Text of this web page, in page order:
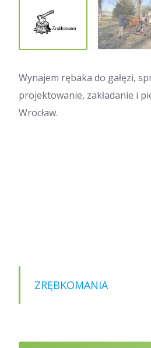
Wynajem rębaka do gałęzi,
projektowanie, zakładanie i
Wrocław.
ZRĘBKOMANIA